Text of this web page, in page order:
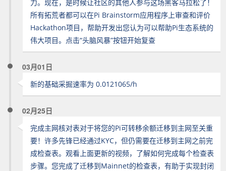
力。现在，是时候让社区的其他人参与这场黑客马拉松了！
所有拓荒者都可以在Pi Brainstorm应用程序上审查和评价
Hackathon项目，帮助开发出您认为可以帮助Pi生态系统的
伟大项目。点击“头脑风暴”按钮开始复查
03月01日
新的基础采掘速率为 0.0121065/h
02月25日
完成主网核对表对于将您的Pi可转移余额迁移到主网至关重
要！许多先锋已经通过KYC，但仍需要在迁移到主网之前完
成检查表。观看上面更新的视频，了解如何完成每个检查表
步骤。您完成了迁移到Mainnet的检查表，有助于实现封闭